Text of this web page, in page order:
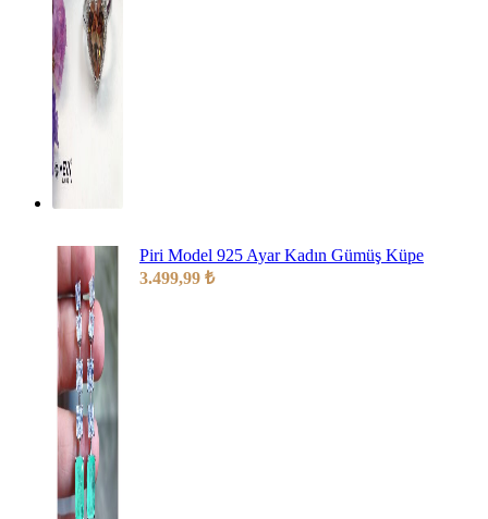
Piri Model 925 Ayar Kadın Gümüş Küpe
3.499,99 ₺